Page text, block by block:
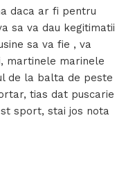
daca ar fi pentru
sa va dau kegitimatii
sa va fie , va
martinele marinele
de la balta de peste
tias dat puscarie
sport, stai jos nota